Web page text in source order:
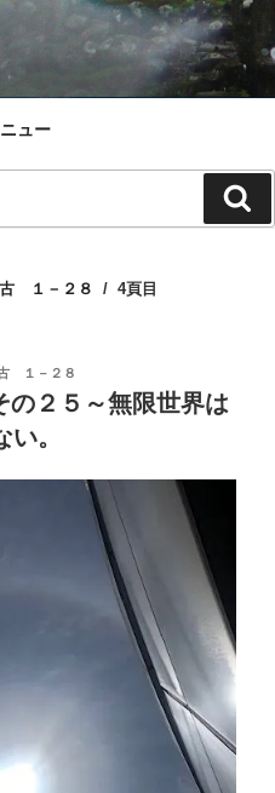
ュー
索
１－２８ / 4頁目
１－２８
２５～無限世界は
。